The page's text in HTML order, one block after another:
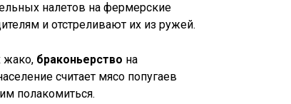
налетов на фермерские
и отстреливают их из ружей.
жако, браконьерство на
считает мясо попугаев
полакомиться.